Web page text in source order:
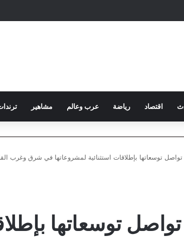
اقتصاد رياضة عرب وعالم مشاهير
توسعاتها بإطلاقات استثنائية لمشروعاتها في شرق وغرب
توسعاتها